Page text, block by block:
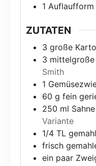
1
ZUTATEN
3 große
3
Smith
1
60 g fein
250 ml Sahne
Variante
1/4 TL
frisch
ein paar